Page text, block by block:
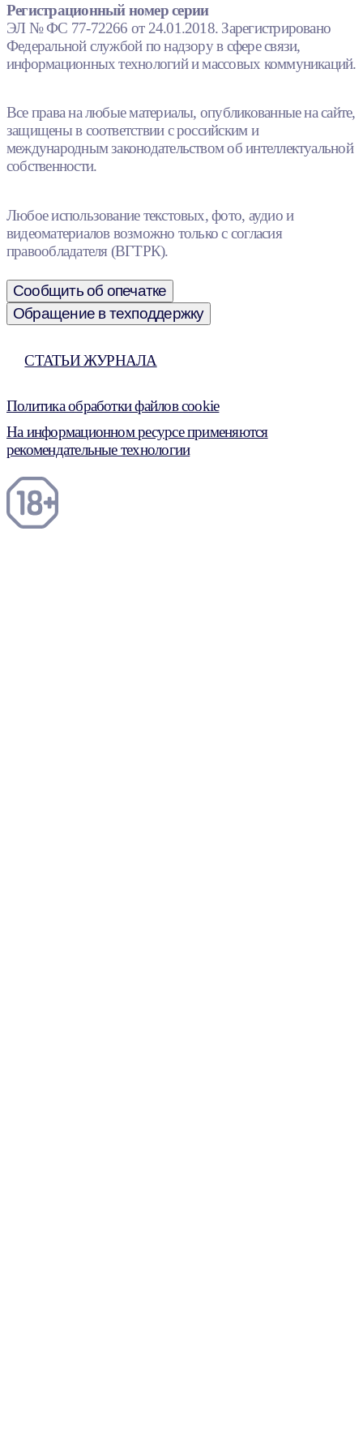
Регистрационный номер серии
ЭЛ № ФС 77-72266 от 24.01.2018. Зарегистрировано
Федеральной службой по надзору в сфере связи,
информационных технологий и массовых коммуникаций.
Все права на любые материалы, опубликованные на сайте,
защищены в соответствии с российским и
международным законодательством об интеллектуальной
собственности.
Любое использование текстовых, фото, аудио и
видеоматериалов возможно только с согласия
правообладателя (ВГТРК).
Сообщить об опечатке
Обращение в техподдержку
СТАТЬИ ЖУРНАЛА
Политика обработки файлов cookie
На информационном ресурсе применяются
рекомендательные технологии